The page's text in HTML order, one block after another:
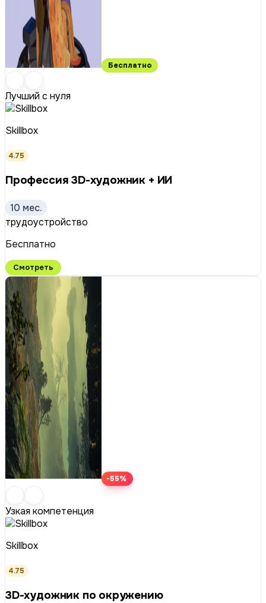
Бесплатно
Лучший с нуля
Skillbox
4.75
Профессия 3D-художник + ИИ
10 мес.
трудоустройство
Бесплатно
Смотреть
-55%
Узкая компетенция
Skillbox
4.75
3D-художник по окружению